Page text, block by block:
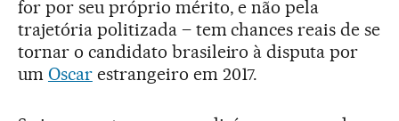
for por seu próprio mérito, e não pela
trajetória politizada – tem chances reais de se
tornar o candidato brasileiro à disputa por
um Oscarestrangeiro em 2017.